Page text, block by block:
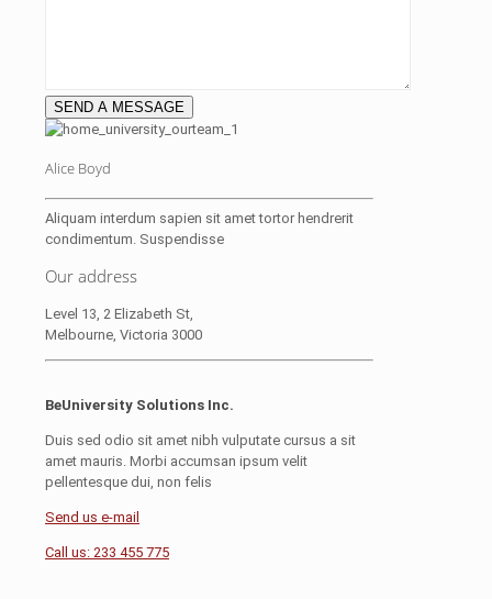
Alice Boyd
Aliquam interdum sapien sit amet tortor hendrerit
condimentum. Suspendisse
Our address
Level 13, 2 Elizabeth St,
Melbourne, Victoria 3000
BeUniversity Solutions Inc.
Duis sed odio sit amet nibh vulputate cursus a sit
amet mauris. Morbi accumsan ipsum velit
pellentesque dui, non felis
Send us e-mail
Call us: 233 455 775